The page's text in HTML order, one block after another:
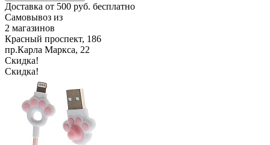
Доставка от 500 руб. бесплатно
Самовывоз из
2 магазинов
Красный проспект, 186
пр.Карла Маркса, 22
Скидка!
Скидка!